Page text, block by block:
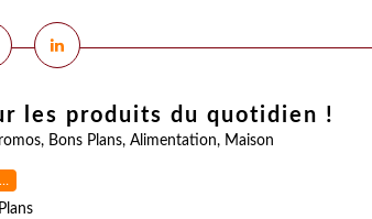
les produits du quotidien !
, Bons Plans, Alimentation, Maison
…